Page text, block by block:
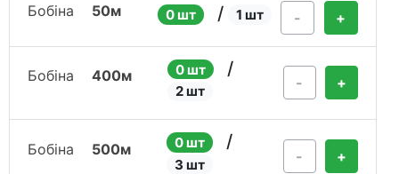
Бобіна 50м 0 шт / 1 шт - +
Бобіна 400м 0 шт /
2 шт - +
Бобіна 500м 0 шт /
3 шт - +